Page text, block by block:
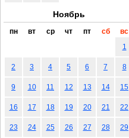
Ноябрь
пн вт ср чт пт сб
вс
1
2 3 4 5 6 7 8
9 10 11 12 13 14 15
16 17 18 19 20 21 22
23 24 25 26 27 28 29